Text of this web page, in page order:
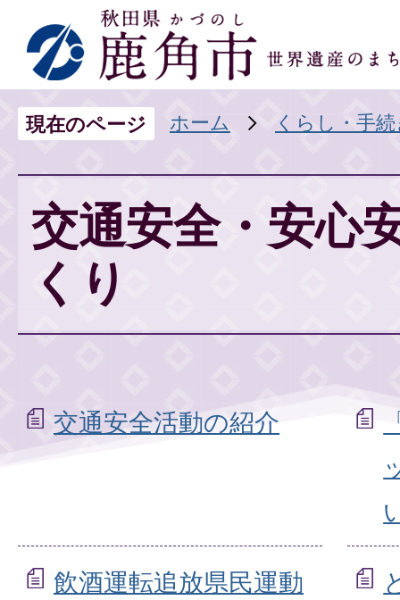
現在のページ ホーム くらし・手
交通安全・安心
くり
交通安全活動の紹介
飲酒運転追放県民運動